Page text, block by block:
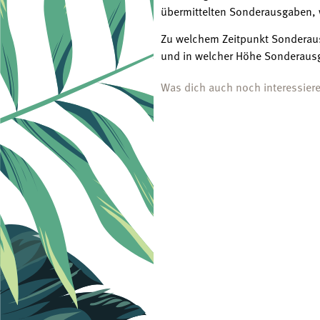
übermittelten
Zu welchem Zeitpunkt
und in welcher Höhe
Was dich auch noch